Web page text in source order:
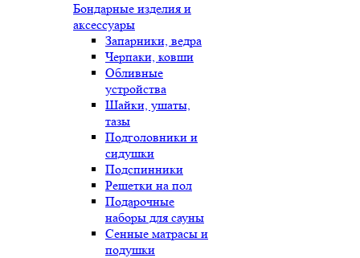
Бондарные изделия и
аксессуары
Запарники, ведра
Черпаки, ковши
Обливные
устройства
Шайки, ушаты,
тазы
Подголовники и
сидушки
Подспинники
Решетки на пол
Подарочные
наборы для сауны
Сенные матрасы и
подушки